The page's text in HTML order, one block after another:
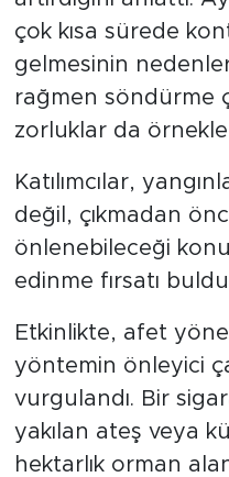
çok kısa sürede
gelmesinin
rağmen söndürme
zorluklar da
Katılımcılar,
değil, çıkmadan
önlenebileceği
edinme fırsatı
Etkinlikte, afet
yöntemin önleyici
vurgulandı. Bir
yakılan ateş veya
hektarlık orman